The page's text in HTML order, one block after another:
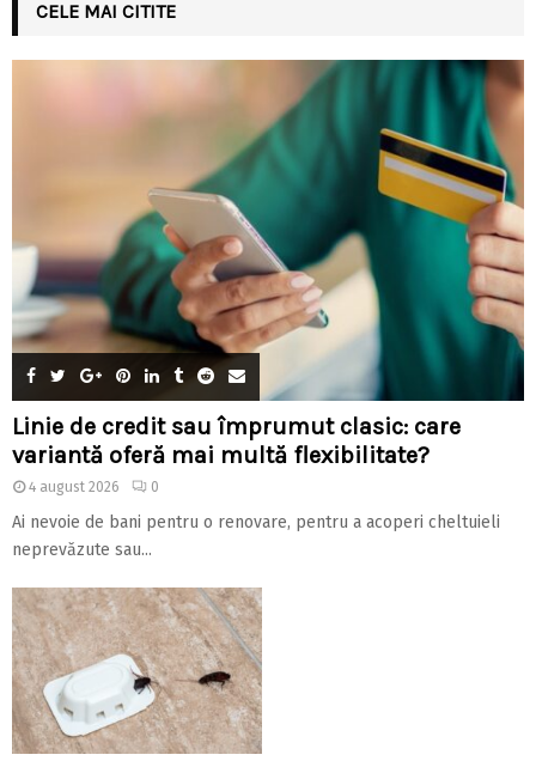
CELE MAI CITITE
Linie de credit sau împrumut clasic: care
variantă oferă mai multă flexibilitate?
4 august 2026 0
Ai nevoie de bani pentru o renovare, pentru a acoperi cheltuieli
neprevăzute sau...